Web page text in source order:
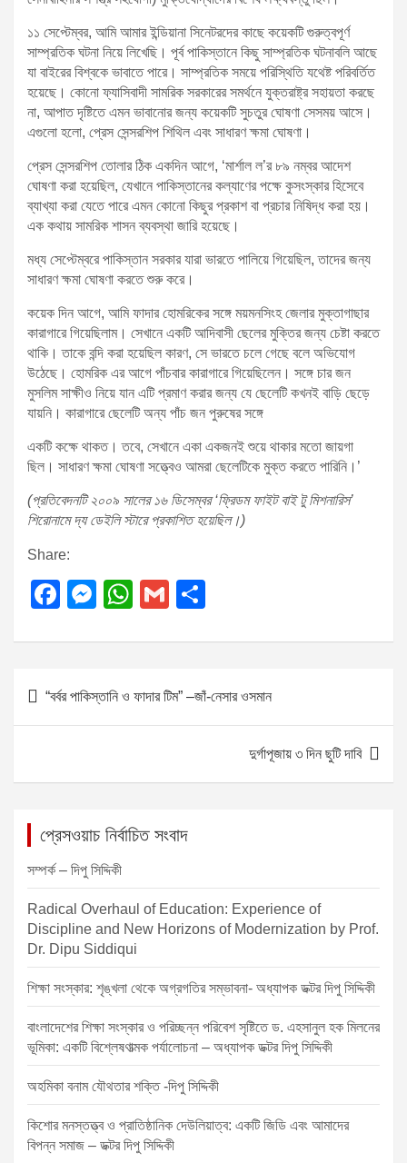
১১ সেপ্টেম্বর, আমি আমার ইন্ডিয়ানা সিনেটরদের কাছে কয়েকটি গুরুত্বপূর্ণ
সাম্প্রতিক ঘটনা নিয়ে লিখেছি। পূর্ব পাকিস্তানে কিছু সাম্প্রতিক ঘটনাবলি আছে
যা বাইরের বিশ্বকে ভাবাতে পারে। সাম্প্রতিক সময়ে পরিস্থিতি যথেষ্ট পরিবর্তিত
হয়েছে। কোনো ফ্যাসিবাদী সামরিক সরকারের সমর্থনে যুক্তরাষ্ট্র সহায়তা করছে
না, আপাত দৃষ্টিতে এমন ভাবানোর জন্য কয়েকটি সুচতুর ঘোষণা সেসময় আসে।
এগুলো হলো, প্রেস সেন্সরশিপ শিথিল এবং সাধারণ ক্ষমা ঘোষণা।
প্রেস সেন্সরশিপ তোলার ঠিক একদিন আগে, ‘মার্শাল ল’র ৮৯ নম্বর আদেশ
ঘোষণা করা হয়েছিল, যেখানে পাকিস্তানের কল্যাণের পক্ষে কুসংস্কার হিসেবে
ব্যাখ্যা করা যেতে পারে এমন কোনো কিছুর প্রকাশ বা প্রচার নিষিদ্ধ করা হয়।
এক কথায় সামরিক শাসন ব্যবস্থা জারি হয়েছে।
মধ্য সেপ্টেম্বরে পাকিস্তান সরকার যারা ভারতে পালিয়ে গিয়েছিল, তাদের জন্য
সাধারণ ক্ষমা ঘোষণা করতে শুরু করে।
কয়েক দিন আগে, আমি ফাদার হোমরিকের সঙ্গে ময়মনসিংহ জেলার মুক্তাগাছার
কারাগারে গিয়েছিলাম। সেখানে একটি আদিবাসী ছেলের মুক্তির জন্য চেষ্টা করতে
থাকি। তাকে বন্দি করা হয়েছিল কারণ, সে ভারতে চলে গেছে বলে অভিযোগ
উঠেছে। হোমরিক এর আগে পাঁচবার কারাগারে গিয়েছিলেন। সঙ্গে চার জন
মুসলিম সাক্ষীও নিয়ে যান এটি প্রমাণ করার জন্য যে ছেলেটি কখনই বাড়ি ছেড়ে
যায়নি। কারাগারে ছেলেটি অন্য পাঁচ জন পুরুষের সঙ্গে
একটি কক্ষে থাকত। তবে, সেখানে একা একজনই শুয়ে থাকার মতো জায়গা
ছিল। সাধারণ ক্ষমা ঘোষণা সত্ত্বেও আমরা ছেলেটিকে মুক্ত করতে পারিনি।’
(প্রতিবেদনটি ২০০৯ সালের ১৬ ডিসেম্বর ‘ফ্রিডম ফাইট বাই টু মিশনারিস’
শিরোনামে দ্য ডেইলি স্টারে প্রকাশিত হয়েছিল।)
Share:
F
c
e
b
M
ss
e
n
W
at
A
G
ail ar
P
“বর্বর পাকিস্তানি ও ফাদার টিম” –জাঁ-নেসার ওসমান
দুর্গাপূজায় ৩ দিন ছুটি দাবি
প্রেসওয়াচ নির্বাচিত সংবাদ
সম্পর্ক – দিপু সিদ্দিকী
Radical Overhaul of Education: Experience of
Discipline and New Horizons of Modernization by Prof.
Dr. Dipu Siddiqui
শিক্ষা সংস্কার: শৃঙ্খলা থেকে অগ্রগতির সম্ভাবনা- অধ্যাপক ডক্টর দিপু সিদ্দিকী
বাংলাদেশের শিক্ষা সংস্কার ও পরিচ্ছন্ন পরিবেশ সৃষ্টিতে ড. এহসানুল হক মিলনের
ভূমিকা: একটি বিশ্লেষণাত্মক পর্যালোচনা – অধ্যাপক ডক্টর দিপু সিদ্দিকী
অহমিকা বনাম যৌথতার শক্তি -দিপু সিদ্দিকী
কিশোর মনস্তত্ত্ব ও প্রাতিষ্ঠানিক দেউলিয়াত্ব: একটি জিডি এবং আমাদের
বিপন্ন সমাজ – ডক্টর দিপু সিদ্দিকী